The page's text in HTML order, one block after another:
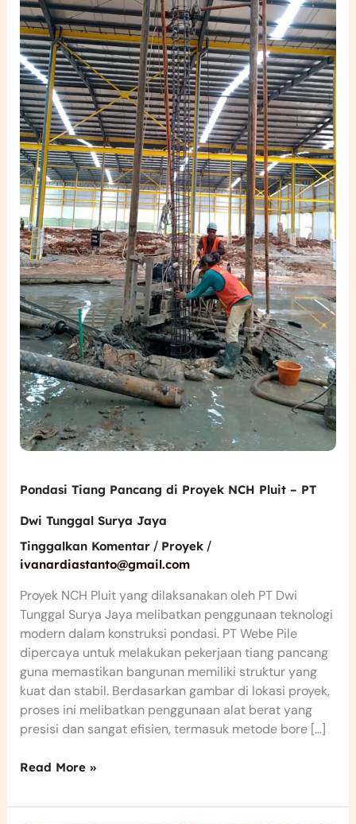
Pondasi Tiang Pancang di Proyek NCH Pluit – PT
Dwi Tunggal Surya Jaya
Tinggalkan Komentar / Proyek/
ivanardiastanto@gmail.com
Proyek NCH Pluit yang dilaksanakan oleh PT Dwi
Tunggal Surya Jaya melibatkan penggunaan teknologi
modern dalam konstruksi pondasi. PT Webe Pile
dipercaya untuk melakukan pekerjaan tiang pancang
guna memastikan bangunan memiliki struktur yang
kuat dan stabil. Berdasarkan gambar di lokasi proyek,
proses ini melibatkan penggunaan alat berat yang
presisi dan sangat efisien, termasuk metode bore […]
PT
Dwi
Tunggal
Surya
Jaya
Read More »